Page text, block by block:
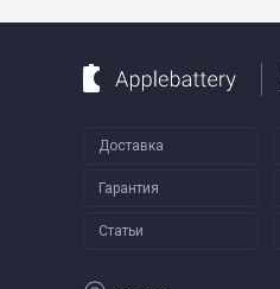
Доставка
Гарантия
Статьи